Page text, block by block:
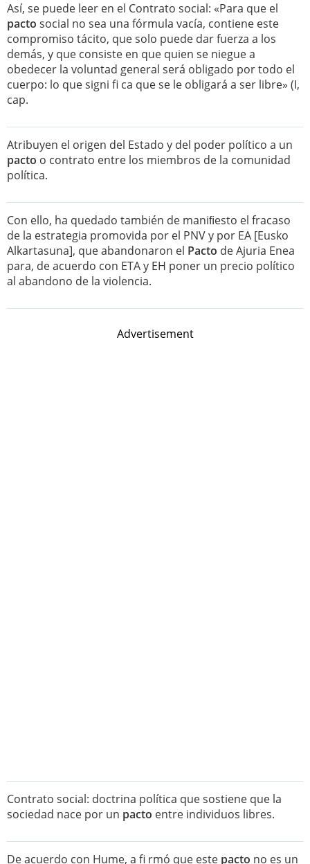
Así, se puede leer en el Contrato social: «Para que el
pacto social no sea una fórmula vacía, contiene este
compromiso tácito, que solo puede dar fuerza a los
demás, y que consiste en que quien se niegue a
obedecer la voluntad general será obligado por todo el
cuerpo: lo que signi fi ca que se le obligará a ser libre» (I,
cap.
Atribuyen el origen del Estado y del poder político a un
pacto o contrato entre los miembros de la comunidad
política.
Con ello, ha quedado también de maniﬁesto el fracaso
de la estrategia promovida por el PNV y por EA [Eusko
Alkartasuna], que abandonaron el Pacto de Ajuria Enea
para, de acuerdo con ETA y EH poner un precio político
al abandono de la violencia.
Advertisement
Contrato social: doctrina política que sostiene que la
sociedad nace por un pacto entre individuos libres.
De acuerdo con Hume, a fi rmó que este pacto no es un